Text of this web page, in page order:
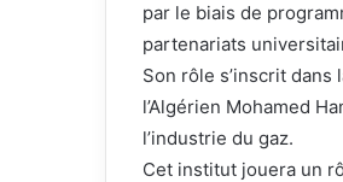
par le biais de
partenariats
Son rôle s’inscrit
l’Algérien Mohamed
l’industrie du gaz.
Cet institut jouera un